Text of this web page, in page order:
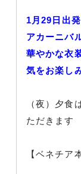
1月29日出
アカーニバ
華やかな衣
気をお楽し
（夜）夕食
ただきます
【ベネチア